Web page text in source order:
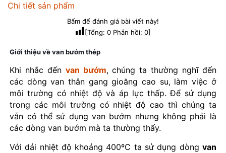
Chi tiết sản phẩm
Bấm để đánh giá bài viết này!
[Tổng:0 Phản hồi:0]
Giới thiệu về van bướm thép
Khi nhắc đến van bướm, chúng ta thường nghĩ đến
các dòng van thân gang gioăng cao su, làm việc ở
môi trường có nhiệt độ và áp lực thấp. Để sử dụng
trong các môi trường có nhiệt độ cao thì chúng ta
vẫn có thể sử dụng van bướm nhưng không phải là
các dòng van bướm mà ta thường thấy.
Với dải nhiệt độ khoảng 400ºC ta sử dụng dòng van